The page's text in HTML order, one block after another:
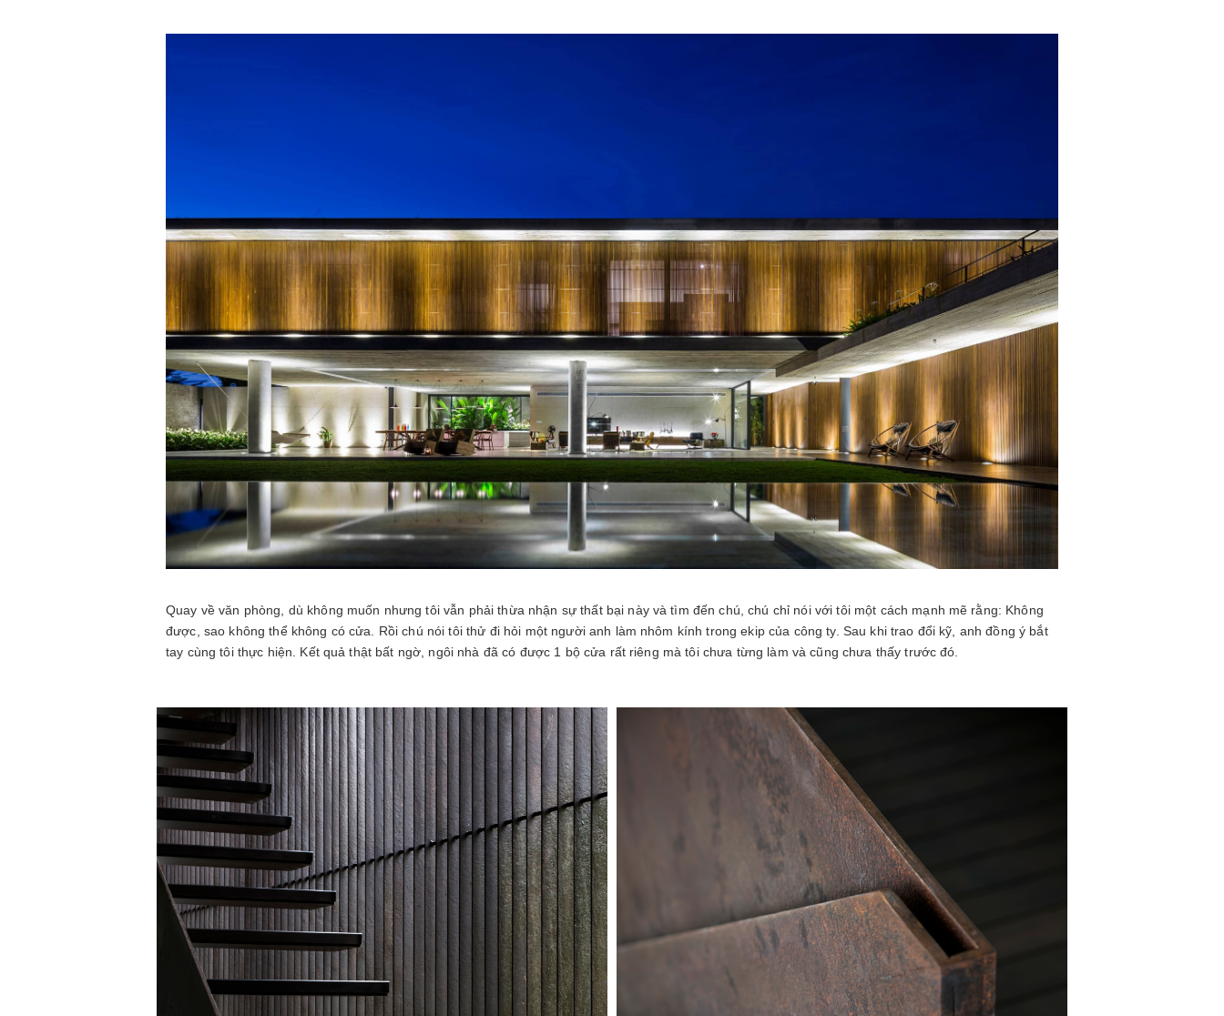
Quay về văn phòng, dù không muốn nhưng tôi vẫn phải thừa nhận sự thất bại này và tìm đến chú, chú chỉ nói với tôi một cách mạnh mẽ rằng: Không
được, sao không thể không có cửa. Rồi chú nói tôi thử đi hỏi một người anh làm nhôm kính trong ekip của công ty. Sau khi trao đổi kỹ, anh đồng ý bắt
tay cùng tôi thực hiện. Kết quả thật bất ngờ, ngôi nhà đã có được 1 bộ cửa rất riêng mà tôi chưa từng làm và cũng chưa thấy trước đó.